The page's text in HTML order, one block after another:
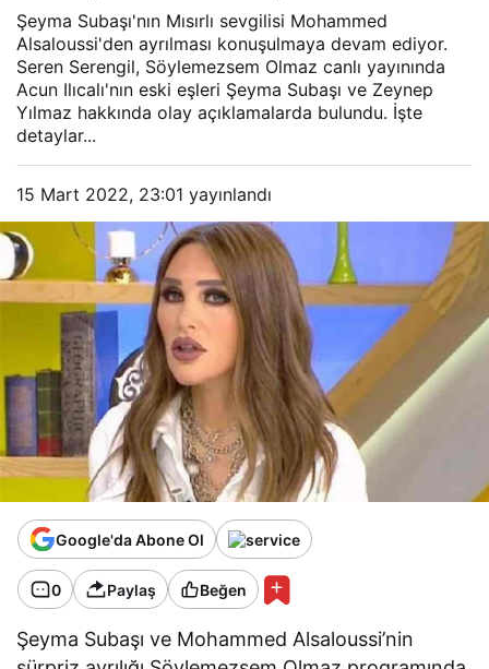
Şeyma Subaşı'nın Mısırlı sevgilisi Mohammed
Alsaloussi'den ayrılması konuşulmaya devam ediyor.
Seren Serengil, Söylemezsem Olmaz canlı yayınında
Acun Ilıcalı'nın eski eşleri Şeyma Subaşı ve Zeynep
Yılmaz hakkında olay açıklamalarda bulundu. İşte
detaylar...
15 Mart 2022, 23:01 yayınlandı
Google'da Abone Ol
0 Paylaş Beğen
Şeyma Subaşı ve Mohammed Alsaloussi’nin